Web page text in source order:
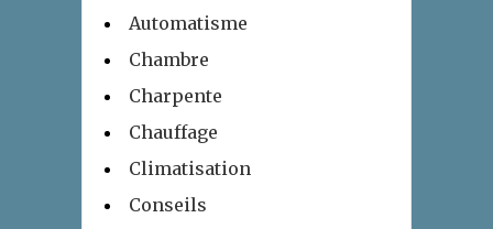
Automatisme
Chambre
Charpente
Chauffage
Climatisation
Conseils